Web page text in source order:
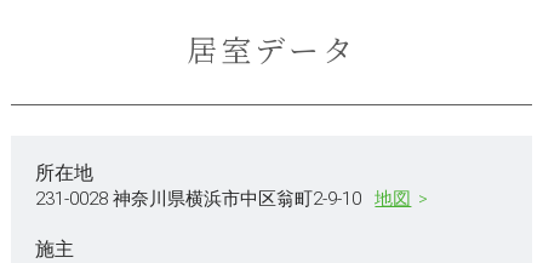
居室データ
所在地
231-0028 神奈川県横浜市中区翁町2-9-10 地図
施主